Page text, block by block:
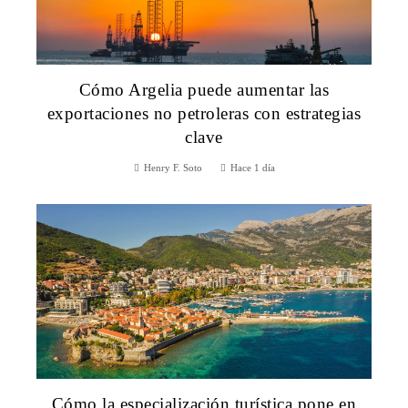
Cómo Argelia puede aumentar las
exportaciones no petroleras con estrategias
clave
Henry F. Soto Hace 1 día
Cómo la especialización turística pone en